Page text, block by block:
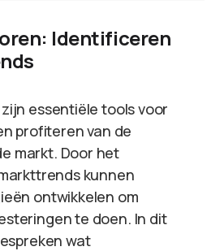
Identificeren
essentiële tools voor
profiteren van de
markt. Door het
kunnen
ontwikkelen om
te doen. In dit
wat